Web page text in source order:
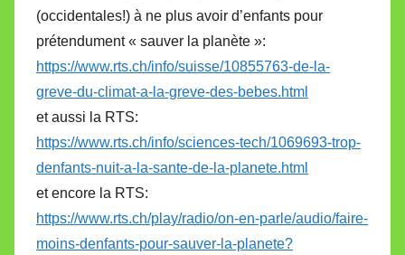
(occidentales!) à ne plus avoir d’enfants pour
prétendument « sauver la planète »:
https://www.rts.ch/info/suisse/10855763-de-la-
greve-du-climat-a-la-greve-des-bebes.html
et aussi la RTS:
https://www.rts.ch/info/sciences-tech/1069693-trop-
denfants-nuit-a-la-sante-de-la-planete.html
et encore la RTS:
https://www.rts.ch/play/radio/on-en-parle/audio/faire-
moins-denfants-pour-sauver-la-planete?